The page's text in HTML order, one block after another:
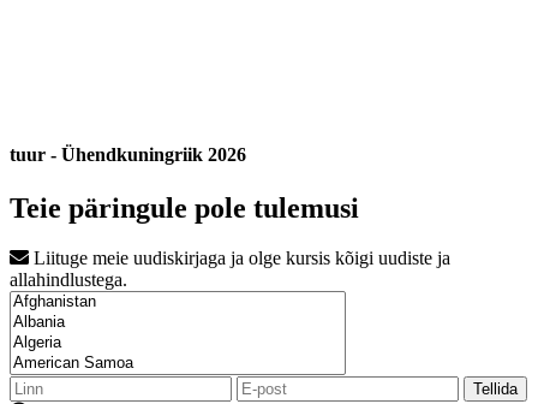
tuur - Ühendkuningriik 2026
Teie päringule pole tulemusi
Liituge meie uudiskirjaga ja olge kursis kõigi uudiste ja
allahindlustega.
Tellida